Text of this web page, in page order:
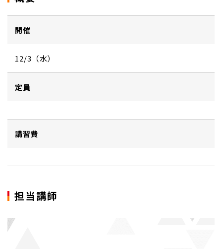
開催
12/3（水）
定員
講習費
担当講師